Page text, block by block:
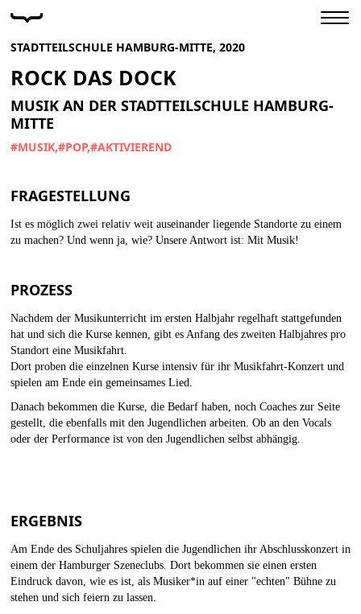
STADTTEILSCHULE HAMBURG-MITTE, 2020
ROCK DAS DOCK
MUSIK AN DER STADTTEILSCHULE HAMBURG-
MITTE
#MUSIK #POP #AKTIVIEREND
FRAGESTELLUNG
Ist es möglich zwei relativ weit auseinander liegende Standorte zu einem
zu machen? Und wenn ja, wie? Unsere Antwort ist: Mit Musik!
PROZESS
Nachdem der Musikunterricht im ersten Halbjahr regelhaft stattgefunden
hat und sich die Kurse kennen, gibt es Anfang des zweiten Halbjahres pro
Standort eine Musikfahrt.
Dort proben die einzelnen Kurse intensiv für ihr Musikfahrt-Konzert und
spielen am Ende ein gemeinsames Lied.
Danach bekommen die Kurse, die Bedarf haben, noch Coaches zur Seite
gestellt, die ebenfalls mit den Jugendlichen arbeiten. Ob an den Vocals
oder der Performance ist von den Jugendlichen selbst abhängig.
ERGEBNIS
Am Ende des Schuljahres spielen die Jugendlichen ihr Abschlusskonzert in
einem der Hamburger Szeneclubs. Dort bekommen sie einen ersten
Eindruck davon, wie es ist, als Musiker*in auf einer "echten" Bühne zu
stehen und sich feiern zu lassen.